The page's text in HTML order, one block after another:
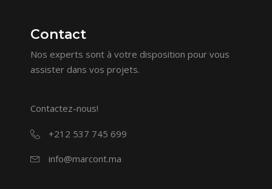
Contact
Nos experts sont à votre disposition pour vous
assister dans vos projets.
Contactez-nous!
+212 537 745 699
info@marcont.ma